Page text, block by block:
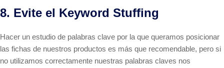
8. Evite el Keyword Stuffing
Hacer un estudio de palabras clave por la que queramos posicionar
las fichas de nuestros productos es más que recomendable, pero si
no utilizamos correctamente nuestras palabras claves nos